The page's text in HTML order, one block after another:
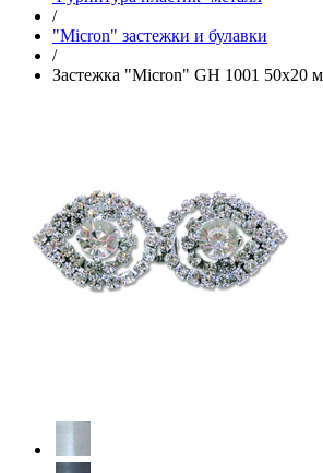
/
"Micron" застежки и булавки
/
Застежка "Micron" GH 1001 50х20